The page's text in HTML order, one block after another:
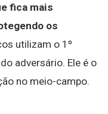
fica mais
os
utilizam o 1º
adversário. Ele é o
no meio-campo.